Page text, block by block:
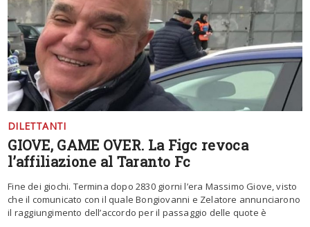
DILETTANTI
GIOVE, GAME OVER. La Figc revoca
l’affiliazione al Taranto Fc
Fine dei giochi. Termina dopo 2830 giorni l’era Massimo Giove, visto
che il comunicato con il quale Bongiovanni e Zelatore annunciarono
il raggiungimento dell’accordo per il passaggio delle quote è